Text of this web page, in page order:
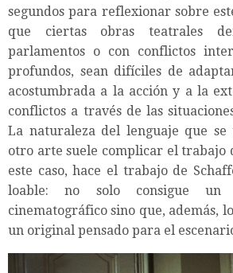
segundos para reflexionar sobre
que ciertas obras teatrales
parlamentos o con conflictos
profundos, sean difíciles de
acostumbrada a la acción y a la
conflictos a través de las
La naturaleza del lenguaje que
otro arte suele complicar el trabajo
este caso, hace el trabajo de
loable: no solo consigue un
cinematográfico sino que, además,
un original pensado para el